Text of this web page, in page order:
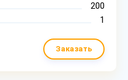
200
1
Заказать